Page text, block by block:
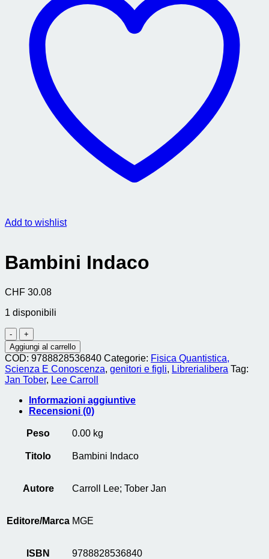
Add to wishlist
Bambini Indaco
CHF 30.08
1 disponibili
Bambini
Indaco
quantità
Aggiungi al carrello
COD: 9788828536840 Categorie: Fisica Quantistica,
Scienza E Conoscenza, genitori e figli, Librerialibera Tag:
Jan Tober, Lee Carroll
Informazioni aggiuntive
Recensioni (0)
Peso 0.00 kg
Titolo Bambini Indaco
Autore Carroll Lee; Tober Jan
Editore/Marca MGE
ISBN 9788828536840